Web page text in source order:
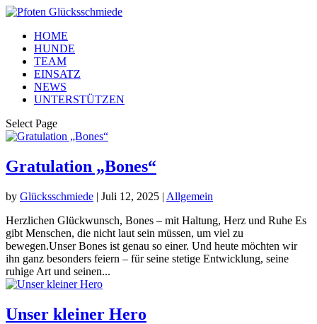
HOME
HUNDE
TEAM
EINSATZ
NEWS
UNTERSTÜTZEN
Select Page
Gratulation „Bones“
by Glücksschmiede | Juli 12, 2025 | Allgemein
Herzlichen Glückwunsch, Bones – mit Haltung, Herz und Ruhe Es
gibt Menschen, die nicht laut sein müssen, um viel zu
bewegen.Unser Bones ist genau so einer. Und heute möchten wir
ihn ganz besonders feiern – für seine stetige Entwicklung, seine
ruhige Art und seinen...
Unser kleiner Hero